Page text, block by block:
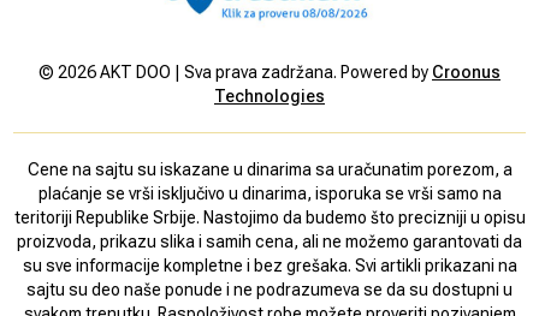
© 2026AKT DOO | Sva prava zadržana. Powered by Croonus
Technologies
Cene na sajtu su iskazane u dinarima sa uračunatim porezom, a
plaćanje se vrši isključivo u dinarima, isporuka se vrši samo na
teritoriji Republike Srbije. Nastojimo da budemo što precizniji u opisu
proizvoda, prikazu slika i samih cena, ali ne možemo garantovati da
su sve informacije kompletne i bez grešaka. Svi artikli prikazani na
sajtu su deo naše ponude i ne podrazumeva se da su dostupni u